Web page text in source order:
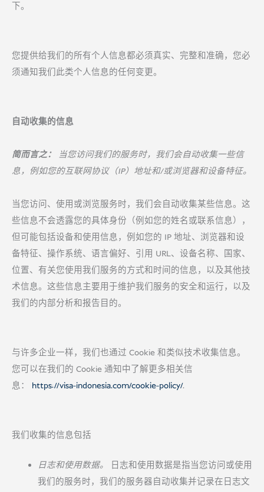
下。
您提供给我们的所有个人信息都必须真实、完整和准确，您必
须通知我们此类个人信息的任何变更。
自动收集的信息
简而言之： 当您访问我们的服务时，我们会自动收集一些信
息，例如您的互联网协议（IP）地址和/或浏览器和设备特征。
当您访问、使用或浏览服务时，我们会自动收集某些信息。这
些信息不会透露您的具体身份（例如您的姓名或联系信息），
但可能包括设备和使用信息，例如您的 IP 地址、浏览器和设
备特征、操作系统、语言偏好、引用 URL、设备名称、国家、
位置、有关您使用我们服务的方式和时间的信息，以及其他技
术信息。这些信息主要用于维护我们服务的安全和运行，以及
我们的内部分析和报告目的。
与许多企业一样，我们也通过 Cookie 和类似技术收集信息。
您可以在我们的 Cookie 通知中了解更多相关信
息： https://visa-indonesia.com/cookie-policy/.
我们收集的信息包括
日志和使用数据。
日志和使用数据是指当您访问或使用
我们的服务时，我们的服务器自动收集并记录在日志文